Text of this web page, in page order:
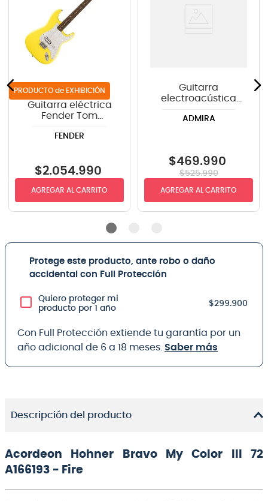
de EXHIBICIÓN
Guitarra eléctrica
Fender Tom
Stratocaster® -
FENDER
$2.054.990
AGREGAR AL CARRITO
Guitarra
electroacústica
ADMIRA
$469.990
$525.990
AGREGAR AL CARRITO
Protege este producto, ante robo o daño
accidental con Full Protección
Quiero proteger mi
producto por 1 año
$299.900
Con Full Protección extiende tu garantía por un
año adicional de 6 a 18 meses. Saber más
Descripción del producto
Acordeon Hohner Bravo My Color III 72
A166193 - Fire